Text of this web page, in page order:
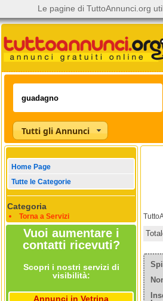
Tutti gli Annunci
Home Page
Tutte le Categorie
Categoria
Torna a Servizi
Vuoi aumentare i
contatti ricevuti?
Scopri i nostri servizi di
visibilità:
Annunci in Vetrina
Le pagine di TuttoAnnunci.org